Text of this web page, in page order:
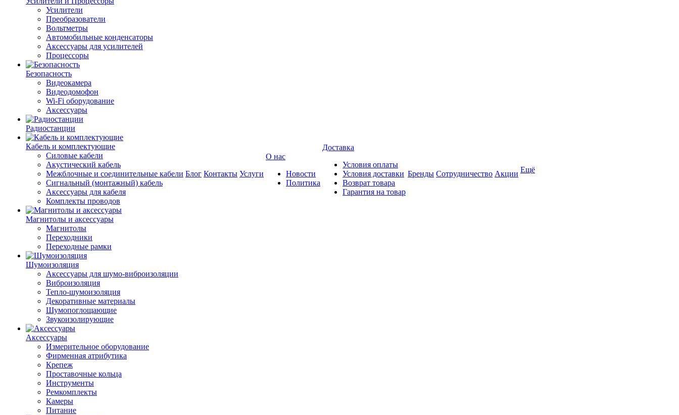
Усилители
Преобразователи
Вольтметры
Автомобильные конденсаторы
Аксессуары для усилителей
Процессоры
Безопасность
Видеокамера
Видеодомофон
Wi-Fi оборудование
Аксессуары
Радиостанции
Кабель и комплектующие
Силовые кабели
Акустический кабель
Межблочные и соединительные кабели
Сигнальный (монтажный) кабель
Аксессуары для кабеля
Комплекты проводов
Магнитолы и аксессуары
Магнитолы
Переходники
Переходные рамки
Шумоизоляция
Аксессуары для шумо-виброизоляции
Виброизоляция
Тепло-шумоизоляция
Декоративные материалы
Шумопоглощающие
Звукоизолирующие
Аксессуары
Измерительное оборудование
Фирменная атрибутика
Крепеж
Проставочные кольца
Инструменты
Ремкомплекты
Камеры
Питание
Блог Контакты Услуги
О нас
Новости
Политика
Доставка
Условия оплаты
Условия доставки
Возврат товара
Гарантия на товар
Бренды Сотрудничество Акции Ещё